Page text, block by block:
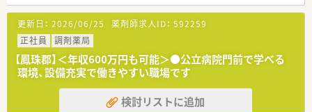
修会への参加費補助など、さまざまな助成制度があり、学べる環
境です！
■定期的な合同親睦会や交流会、社員旅行など店舗間でのコミュ
ニケーションも多い企業様です
更新日： 2026/06/25 薬剤師求人ID： 592259
正社員
調剤薬局
【鳳珠郡】＜年収600万円も可能＞●公立病院門前で学べる
環境、設備充実で働きやすい職場です
検討リストに追加